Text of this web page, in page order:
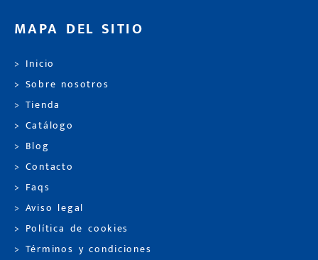
MAPA DEL SITIO
> Inicio
> Sobre nosotros
> Tienda
> Catálogo
> Blog
> Contacto
> Faqs
> Aviso legal
> Política de cookies
> Términos y condiciones